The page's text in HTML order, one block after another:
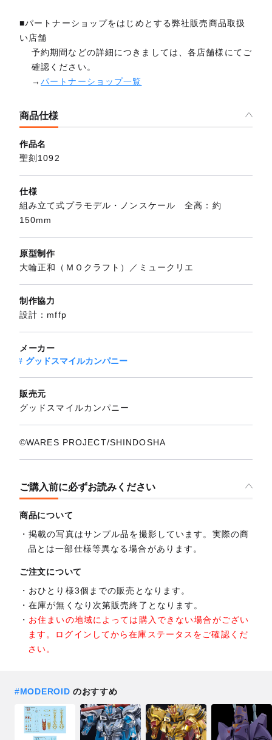
■パートナーショップをはじめとする弊社販売商品取扱
い店舗
予約期間などの詳細につきましては、各店舗様にてご
確認ください。
→パートナーショップ一覧
商品仕様
作品名
聖刻1092
仕様
組み立て式プラモデル・ノンスケール 全高：約
150mm
原型制作
大輪正和（ＭＯクラフト）／ミュークリエ
制作協力
設計：mffp
メーカー
グッドスマイルカンパニー
販売元
グッドスマイルカンパニー
©WARES PROJECT/SHINDOSHA
ご購入前に必ずお読みください
商品について
掲載の写真はサンプル品を撮影しています。実際の商
品とは一部仕様等異なる場合があります。
ご注文について
おひとり様3個までの販売となります。
在庫が無くなり次第販売終了となります。
お住まいの地域によっては購入できない場合がござい
ます。ログインしてから在庫ステータスをご確認くだ
さい。
#MODEROID のおすすめ